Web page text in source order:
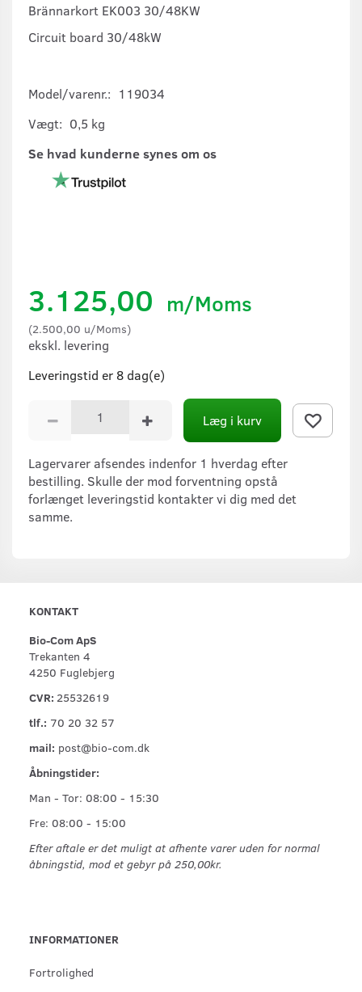
Brännarkort EK003 30/48KW
Circuit board 30/48kW
Model/varenr.: 119034
Vægt: 0,5 kg
Se hvad kunderne synes om os
3.125,00 m/Moms
(2.500,00 u/Moms)
ekskl. levering
Leveringstid er 8 dag(e)
Læg i kurv
Lagervarer afsendes indenfor 1 hverdag efter
bestilling. Skulle der mod forventning opstå
forlænget leveringstid kontakter vi dig med det
samme.
KONTAKT
Bio-Com ApS
Trekanten 4
4250 Fuglebjerg
CVR: 25532619
tlf.: 70 20 32 57
mail: post@bio-com.dk
Åbningstider:
Man - Tor: 08:00 - 15:30
Fre: 08:00 - 15:00
Efter aftale er det muligt at afhente varer uden for normal
åbningstid, mod et gebyr på 250,00kr.
INFORMATIONER
Fortrolighed